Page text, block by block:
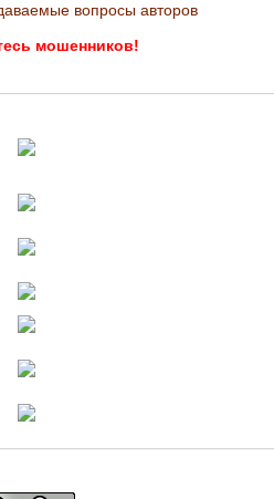
вопросы авторов
мошенников!